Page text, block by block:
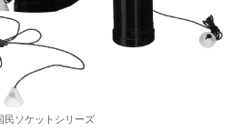
民ソケットシリーズ